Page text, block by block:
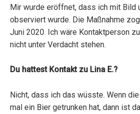
Mir wurde eröffnet, dass ich mit Bild
observiert wurde. Die Maßnahme
Juni 2020. Ich wäre Kontaktperson
nicht unter Verdacht stehen.
Du hattest Kontakt zu Lina E.?
Nicht, dass ich das wüsste. Wenn
mal ein Bier getrunken hat, dann ist